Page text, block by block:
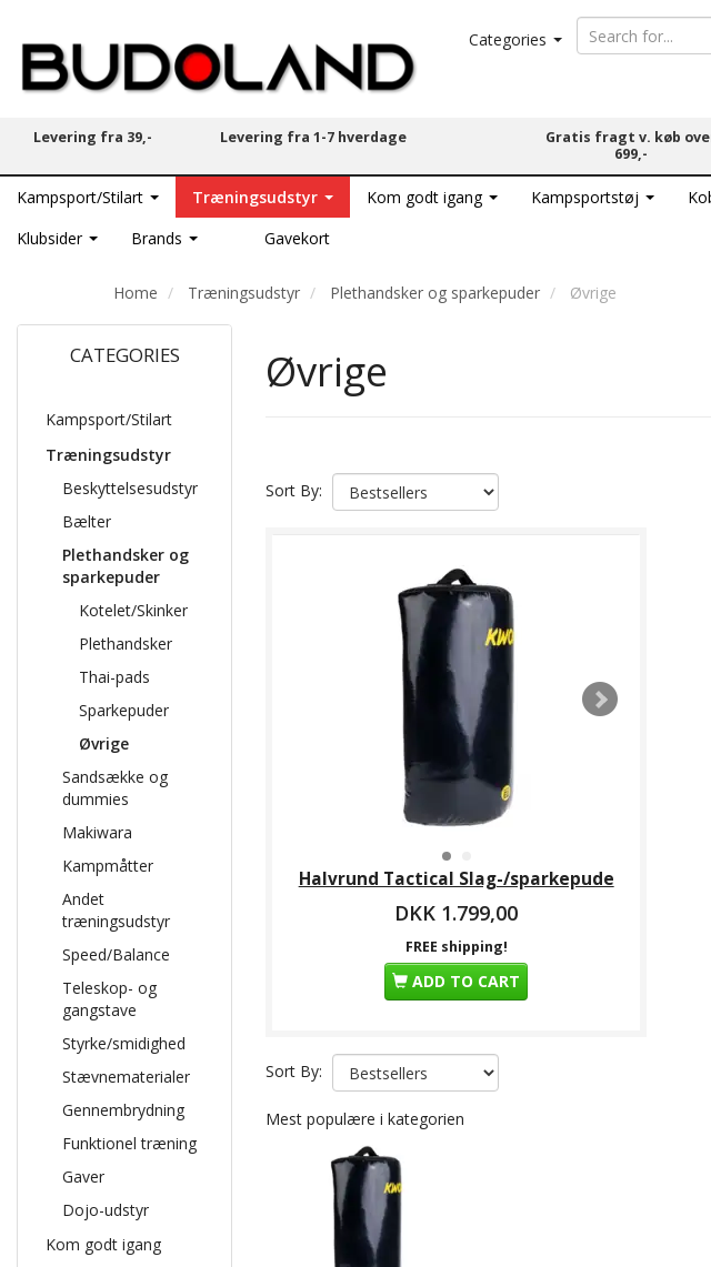
Categories
Levering fra 39,- Levering fra 1-7 hverdage
Gratis fragt v. køb
699,-
Kampsport/Stilart Træningsudstyr Kom godt igang Kampsportstøj
Klubsider
Brands Gavekort
Home Træningsudstyr Plethandsker og sparkepuder Øvrige
CATEGORIES
Kampsport/Stilart
Træningsudstyr
Beskyttelsesudstyr
Bælter
Plethandsker og
sparkepuder
Kotelet/Skinker
Plethandsker
Thai-pads
Sparkepuder
Øvrige
Sandsække og
dummies
Makiwara
Kampmåtter
Andet
træningsudstyr
Speed/Balance
Teleskop- og
gangstave
Styrke/smidighed
Stævnematerialer
Gennembrydning
Funktionel træning
Gaver
Dojo-udstyr
Kom godt igang
Øvrige
Sort By:
Halvrund Tactical Slag-/sparkepude
DKK 1.799,00
FREE shipping!
ADD TO CART
Sort By:
Mest populære i kategorien